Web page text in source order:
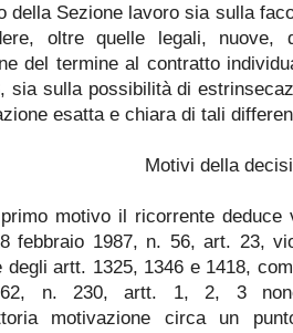
della Sezione lavoro sia sulla
oltre quelle legali, nuove,
del termine al contratto
sia sulla possibilità di
esatta e chiara di tali
Motivi della
motivo il ricorrente deduce
febbraio 1987, n. 56, art. 23,
degli artt. 1325, 1346 e 1418,
n. 230, artt. 1, 2, 3
motivazione circa un